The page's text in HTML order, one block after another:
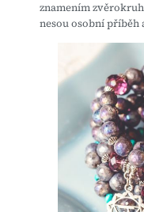
znamením
nesou osobní příběh